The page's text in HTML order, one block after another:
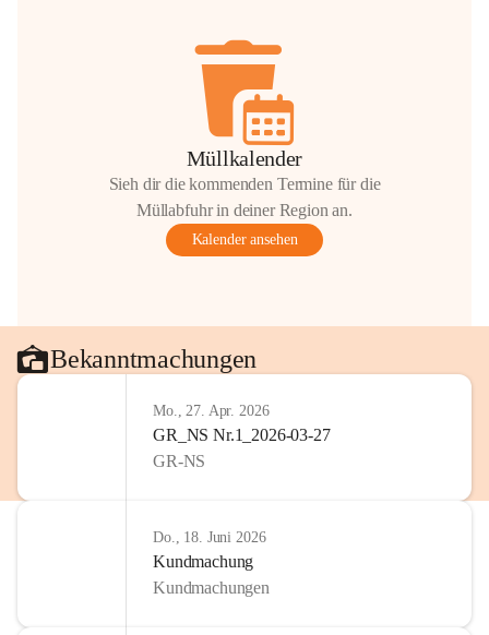
Müllkalender
Sieh dir die kommenden Termine für die
Müllabfuhr in deiner Region an.
Kalender ansehen
Bekanntmachungen
Mo., 27. Apr. 2026
GR_NS Nr.1_2026-03-27
GR-NS
Do., 18. Juni 2026
Kundmachung
Kundmachungen